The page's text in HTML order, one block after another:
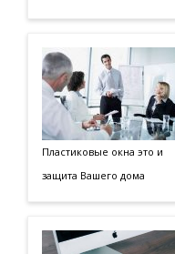
Пластиковые окна это и
защита Вашего дома